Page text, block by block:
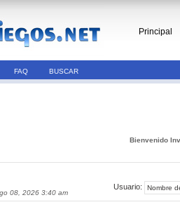
Principal
FAQ BUSCAR
Bienvenido
08, 2026 3:40 am
Usuario: